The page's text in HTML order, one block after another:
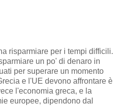
risparmiare per i tempi difficili.
un po' di denaro in
per superare un momento
e l'UE devono affrontare è
l'economia greca, e la
europee, dipendono dal